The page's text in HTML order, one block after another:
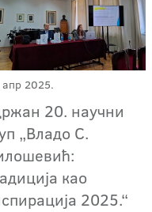
апр 2025.
20. научни
„Владо С.
као
2025.“